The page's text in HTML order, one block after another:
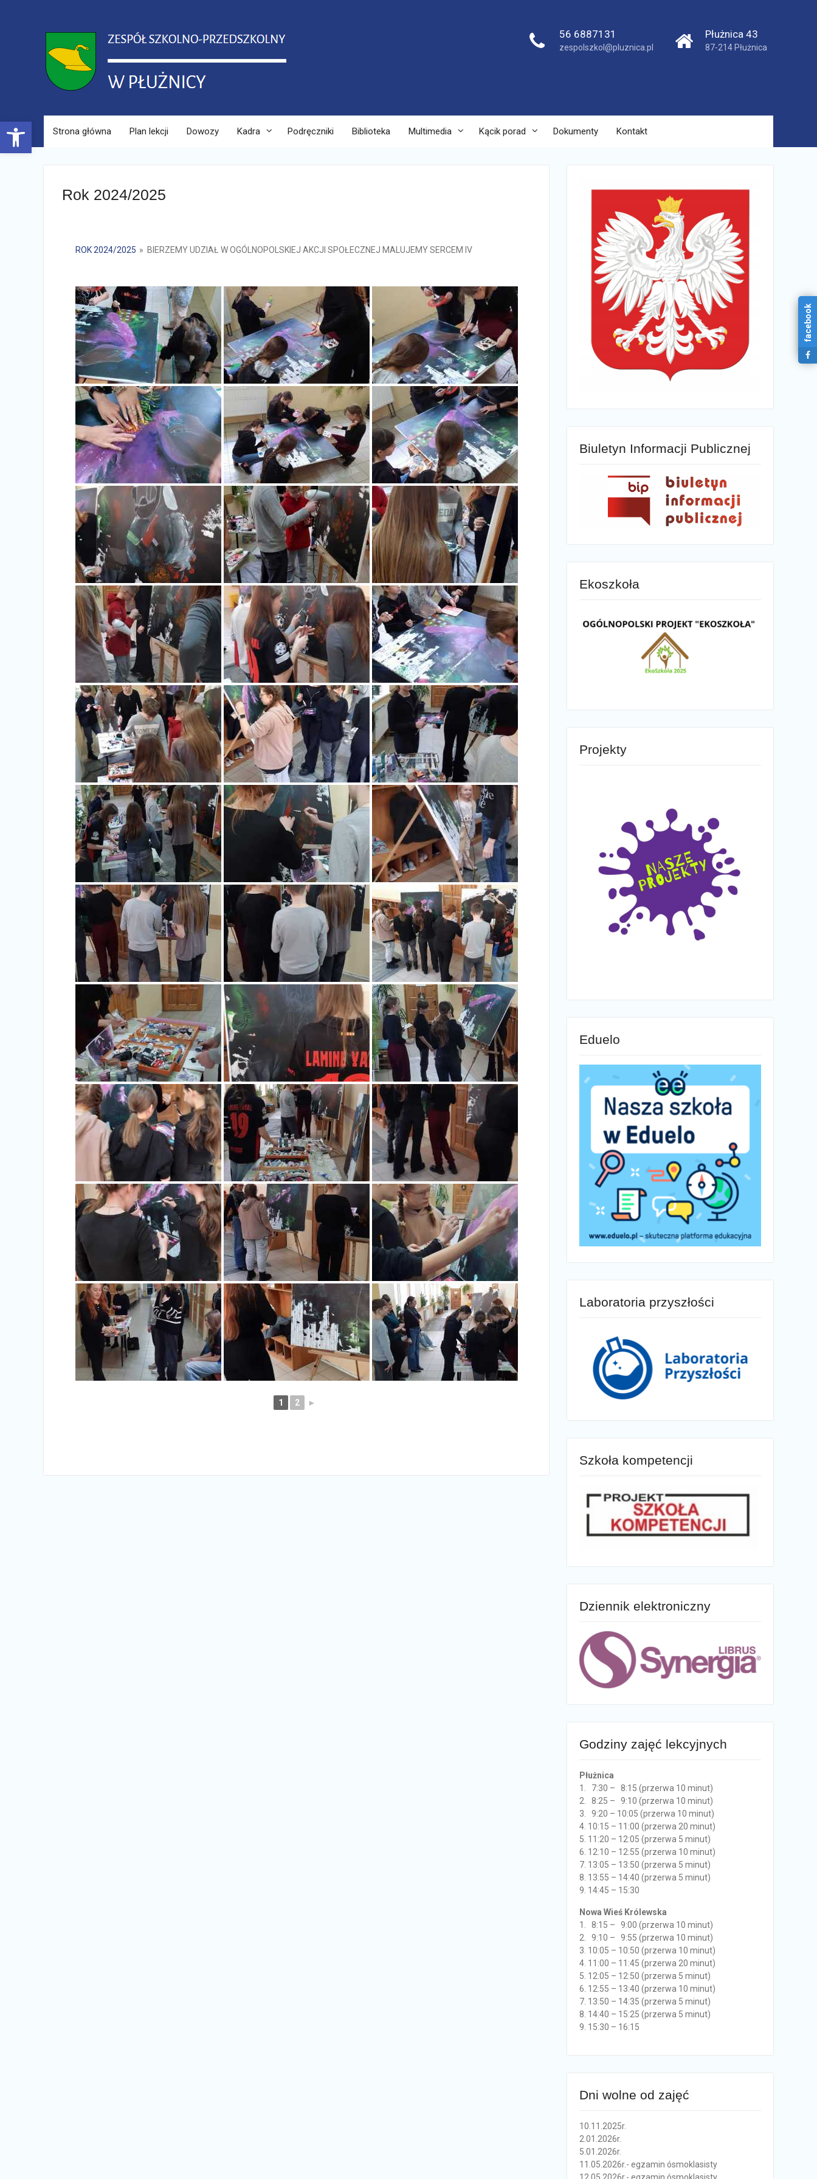
Open toolbar
56 6887131
zespolszkol@pluznica.pl
Płużnica 43
87-214 Płużnica
Strona główna Plan lekcji Dowozy Kadra Podręczniki Biblioteka Multimedia Kącik porad Dokumenty Kontakt
Rok 2024/2025
ROK 2024/2025 » BIERZEMY UDZIAŁ W OGÓLNOPOLSKIEJ AKCJI SPOŁECZNEJ MALUJEMY SERCEM IV
1 2 ►
Biuletyn Informacji Publicznej
Ekoszkoła
Projekty
Eduelo
Laboratoria przyszłości
Szkoła kompetencji
Dziennik elektroniczny
Godziny zajęć lekcyjnych
Płużnica
1. 7:30 – 8:15 (przerwa 10 minut)
2. 8:25 – 9:10 (przerwa 10 minut)
3. 9:20 – 10:05 (przerwa 10 minut)
4. 10:15 – 11:00 (przerwa 20 minut)
5. 11:20 – 12:05 (przerwa 5 minut)
6. 12:10 – 12:55 (przerwa 10 minut)
7. 13:05 – 13:50 (przerwa 5 minut)
8. 13:55 – 14:40 (przerwa 5 minut)
9. 14:45 – 15:30
Nowa Wieś Królewska
1. 8:15 – 9:00 (przerwa 10 minut)
2. 9:10 – 9:55 (przerwa 10 minut)
3. 10:05 – 10:50 (przerwa 10 minut)
4. 11:00 – 11:45 (przerwa 20 minut)
5. 12:05 – 12:50 (przerwa 5 minut)
6. 12:55 – 13:40 (przerwa 10 minut)
7. 13:50 – 14:35 (przerwa 5 minut)
8. 14:40 – 15:25 (przerwa 5 minut)
9. 15:30 – 16:15
Dni wolne od zajęć
10.11.2025r.
2.01.2026r.
5.01.2026r.
11.05.2026r.- egzamin ósmoklasisty
facebook